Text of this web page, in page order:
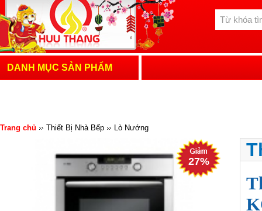
DANH MỤC SẢN PHẨM
Trang chủ Thiết Bị Nhà Bếp Lò Nướng
27%